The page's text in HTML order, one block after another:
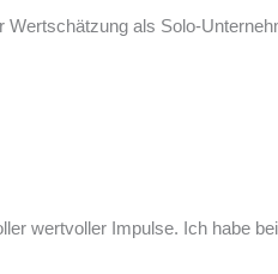
als Solo-
wertvoller Impulse. Ich habe